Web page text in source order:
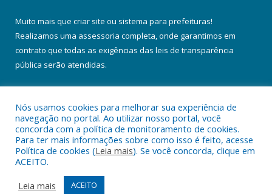
Muito mais que criar site ou sistema para prefeituras!
Realizamos uma assessoria completa, onde garantimos em
contrato que todas as exigências das leis de transparência
pública serão atendidas.
Todos os direitos reservados a Prefeitura Municipal de Colares.
Mapa do Site
Acessar Área Administrativa
Nós usamos cookies para melhorar sua experiência de
navegação no portal. Ao utilizar nosso portal, você
concorda com a política de monitoramento de cookies.
Para ter mais informações sobre como isso é feito, acesse
Política de cookies (Leia mais). Se você concorda, clique em
ACEITO.
Leia mais
ACEITO